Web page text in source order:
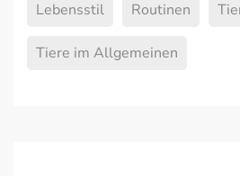
Lebensstil Routinen
Tiere im Allgemeinen